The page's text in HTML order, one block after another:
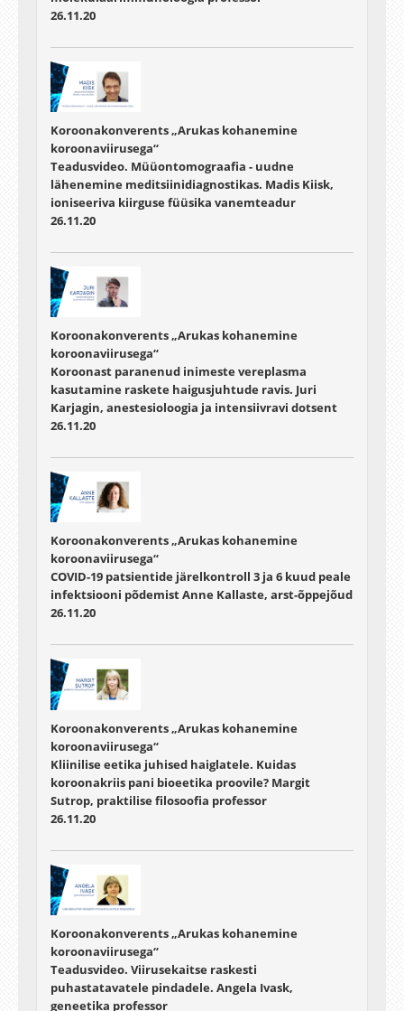
26.11.20
Koroonakonverents „Arukas kohanemine
koroonaviirusega“
Teadusvideo. Müüontomograafia - uudne
lähenemine meditsiinidiagnostikas. Madis Kiisk,
ioniseeriva kiirguse füüsika vanemteadur
26.11.20
Koroonakonverents „Arukas kohanemine
koroonaviirusega“
Koroonast paranenud inimeste vereplasma
kasutamine raskete haigusjuhtude ravis. Juri
Karjagin, anestesioloogia ja intensiivravi dotsent
26.11.20
Koroonakonverents „Arukas kohanemine
koroonaviirusega“
COVID-19 patsientide järelkontroll 3 ja 6 kuud peale
infektsiooni põdemist Anne Kallaste, arst-õppejõud
26.11.20
Koroonakonverents „Arukas kohanemine
koroonaviirusega“
Kliinilise eetika juhised haiglatele. Kuidas
koroonakriis pani bioeetika proovile? Margit
Sutrop, praktilise filosoofia professor
26.11.20
Koroonakonverents „Arukas kohanemine
koroonaviirusega“
Teadusvideo. Viirusekaitse raskesti
puhastatavatele pindadele. Angela Ivask,
geneetika professor